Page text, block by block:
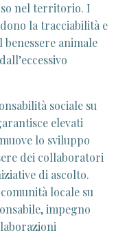
nel territorio. I
la tracciabilità e
animale
sociale su
elevati
lo sviluppo
dei collaboratori
di ascolto.
locale su
impegno